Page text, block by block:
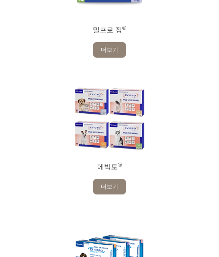
밀프로 정®
더보기
에빅토®
더보기